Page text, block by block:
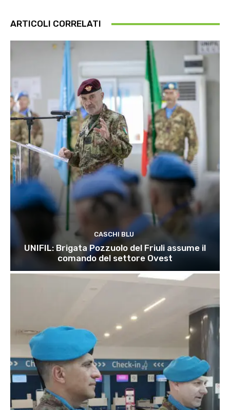
ARTICOLI CORRELATI
CASCHI BLU
UNIFIL: Brigata Pozzuolo del Friuli assume il
comando del settore Ovest